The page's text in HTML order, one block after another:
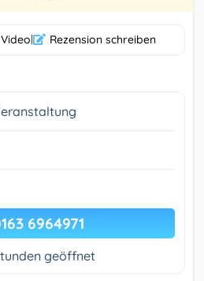
Video| Rezension schreiben
6964971
geöffnet